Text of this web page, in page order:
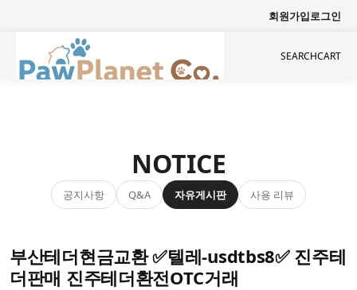
회원가입로그인
SEARCHCART
NOTICE
공지사항 Q&A 자유게시판 사용 리뷰
부산테더현금교환 ✅텔레-usdtbs8✅ 진주테
더판매 진주테더환전OTC거래